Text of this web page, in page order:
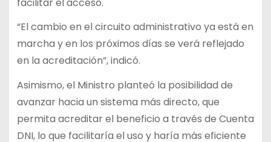
“El cambio en el circuito administrativo ya está en
marcha y en los próximos días se verá reflejado
en la acreditación”, indicó.
Asimismo, el Ministro planteó la posibilidad de
avanzar hacia un sistema más directo, que
permita acreditar el beneficio a través de Cuenta
DNI, lo que facilitaría el uso y haría más eficiente